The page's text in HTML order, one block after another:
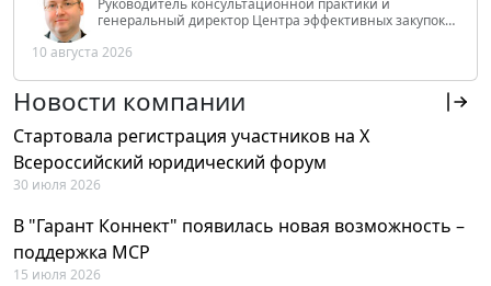
Руководитель консультационной практики и
генеральный директор Центра эффективных закупок
РФ
10 августа 2026
Новости компании
Стартовала регистрация участников на X
Всероссийский юридический форум
30 июля 2026
В "Гарант Коннект" появилась новая возможность –
поддержка MCP
15 июля 2026